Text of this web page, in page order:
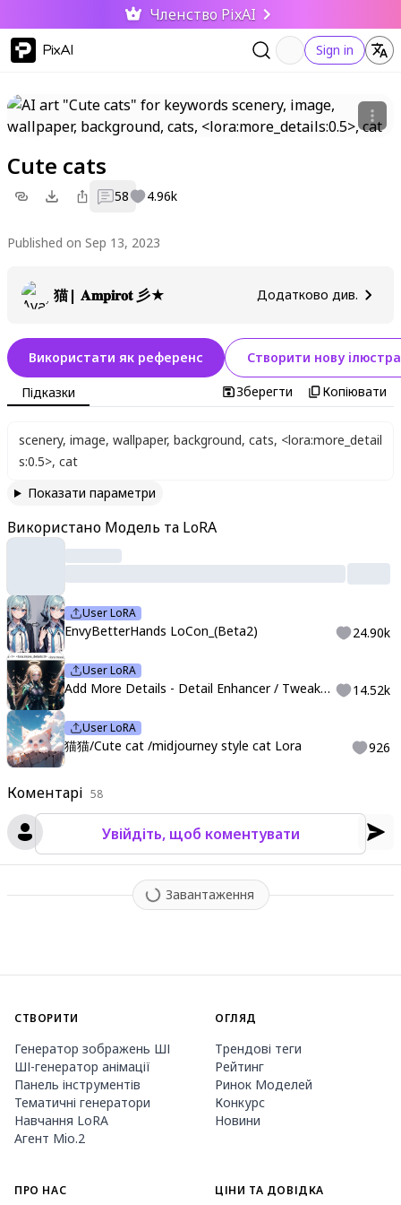
Членство PixAI
PixAI Sign in
Cute cats
58 4.96k
Published on Sep 13, 2023
猫| 𝐀𝐦𝐩𝐢𝐫𝐨𝐭 彡★ Додатково див.
Коментарі 58
Увійдіть, щоб коментувати
Завантаження
Використати як референс Створити нову
Підказки Зберегти Копіювати
scenery, image, wallpaper, background, cats, <lora:more_detail
s:0.5>, cat
Показати параметри
Використано Модель та LoRA
User LoRA
EnvyBetterHands LoCon_(Beta2) 24.90k
User LoRA
Add More Details - Detail Enhancer / Tweaker (细节调整) LoRA 14.52k
User LoRA
猫猫/Cute cat /midjourney style cat Lora 926
СТВОРИТИ
Генератор зображень ШІ
ШІ-генератор анімації
Панель інструментів
Тематичні генератори
Навчання LoRA
Агент Mio.2
ОГЛЯД
Трендові теги
Рейтинг
Ринок Моделей
Конкурс
Новини
ПРО НАС ЦІНИ ТА ДОВІДКА